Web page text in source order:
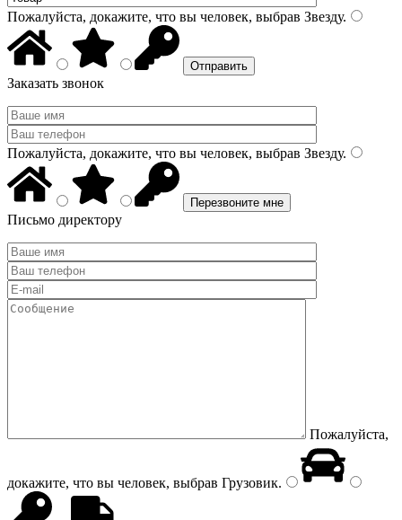
Пожалуйста, докажите, что вы человек, выбрав Звезду.
Заказать звонок
Пожалуйста, докажите, что вы человек, выбрав Звезду.
Письмо директору
Пожалуйста,
докажите, что вы человек, выбрав Грузовик.